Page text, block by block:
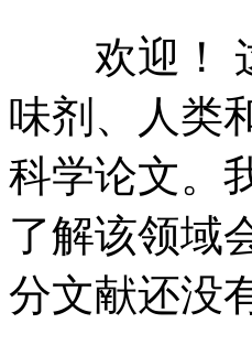
欢迎！ 这
味剂、人类
科学论文。
了解该领域
分文献还没